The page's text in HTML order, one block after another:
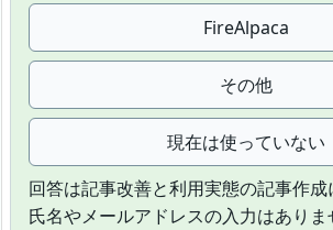
FireAlpaca
その他
現在は使っていない
回答は記事改善と利用実態の記事作成
氏名やメールアドレスの入力はありま